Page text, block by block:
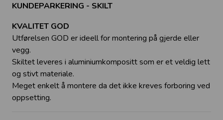
KUNDEPARKERING - SKILT
KVALITET GOD
Utførelsen GOD er ideell for montering på gjerde eller
vegg.
Skiltet leveres i aluminiumkompositt som er et veldig lett
og stivt materiale.
Meget enkelt å montere da det ikke kreves forboring ved
oppsetting.